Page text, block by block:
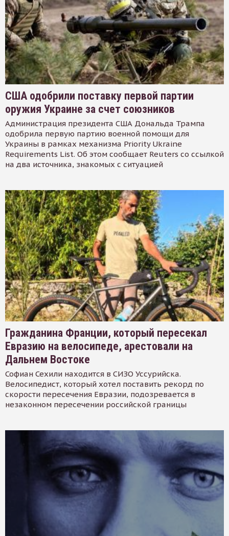
США одобрили поставку первой партии
оружия Украине за счет союзников
Администрация президента США Дональда Трампа
одобрила первую партию военной помощи для
Украины в рамках механизма Priority Ukraine
Requirements List. Об этом сообщает Reuters со ссылкой
на два источника, знакомых с ситуацией
Гражданина Франции, который пересекал
Евразию на велосипеде, арестовали на
Дальнем Востоке
Софиан Сехили находится в СИЗО Уссурийска.
Велосипедист, который хотел поставить рекорд по
скорости пересечения Евразии, подозревается в
незаконном пересечении российской границы